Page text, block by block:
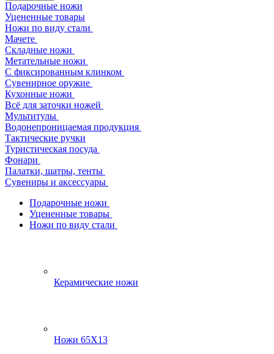
Подарочные ножи
Уцененные товары
Ножи по виду стали
Мачете
Складные ножи
Метательные ножи
С фиксированным клинком
Сувенирное оружие
Кухонные ножи
Всё для заточки ножей
Мультитулы
Водонепроницаемая продукция
Тактические ручки
Туристическая посуда
Фонари
Палатки, шатры, тенты
Сувениры и аксессуары
Подарочные ножи
Уцененные товары
Ножи по виду стали
Керамические ножи
Ножи 65Х13